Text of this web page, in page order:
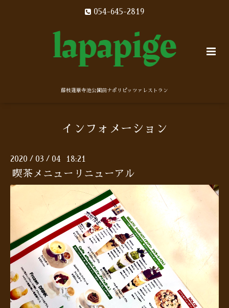
054-645-2819
藤枝蓮華寺池公園前ナポリピッツァレストラン
インフォメーション
2020 / 03 / 04 18:21
喫茶メニューリニューアル